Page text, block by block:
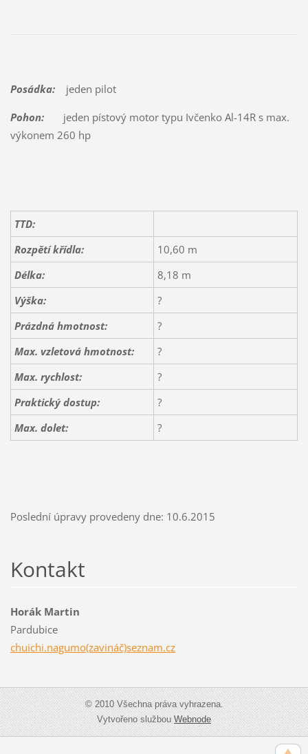
Posádka:jeden pilot
Pohon:jeden pístový motor typu Ivčenko Al-14R s max.
výkonem 260 hp
TTD:
Rozpětí křídla:
10,60 m
Délka:
8,18 m
Výška:
?
Prázdná hmotnost:
?
Max. vzletová hmotnost:
?
Max. rychlost:
?
Praktický dostup:
?
Max. dolet:
?
Poslední úpravy provedeny dne: 10.6.2015
Kontakt
Horák Martin
Pardubice
chuichi.nagumo(zavináč)seznam.cz
© 2010 Všechna práva vyhrazena.
Vytvořeno službouWebnode